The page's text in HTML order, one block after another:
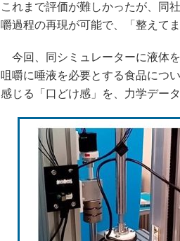
これまで評価が難しかったが、同
嚼過程の再現が可能で、「整えて
今回、同シミュレーターに液体
咀嚼に唾液を必要とする食品につ
感じる「口どけ感」を、力学デー